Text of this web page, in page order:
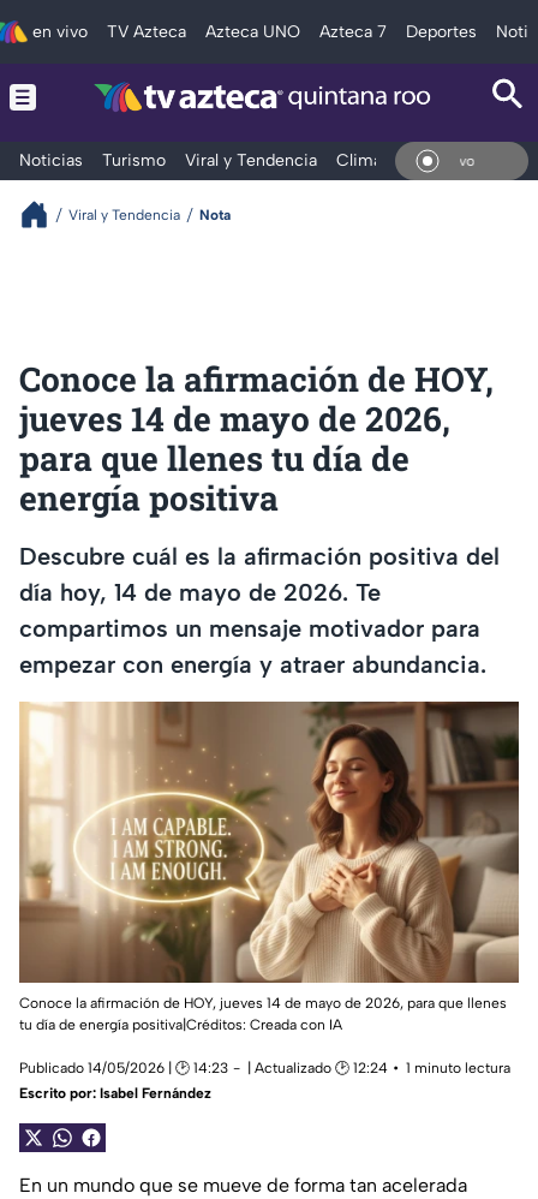
en vivo TV Azteca Azteca UNO Azteca 7 Deportes
Noticias Turismo Viral y Tendencia Clima Tráfico En
Viral y Tendencia Nota
Conoce la afirmación de HOY,
jueves 14 de mayo de 2026,
para que llenes tu día de
energía positiva
Descubre cuál es la afirmación positiva del
día hoy, 14 de mayo de 2026. Te
compartimos un mensaje motivador para
empezar con energía y atraer abundancia.
Conoce la afirmación de HOY, jueves 14 de mayo de 2026, para que llenes
tu día de energía positiva|Créditos: Creada con IA
Publicado 14/05/2026 | 🕑 14:23 | Actualizado 🕑 12:24
1 minuto lectura
Escrito por: Isabel Fernández
En un mundo que se mueve de forma tan acelerada